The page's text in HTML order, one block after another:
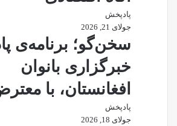
پادپخش
جولای 21, 2026
سخن‌گو؛ برنامه‌ی
خبرگزاری بانوان
افغانستان، با
پادپخش
جولای 18, 2026